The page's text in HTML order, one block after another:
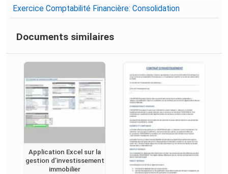
Exercice Comptabilité Financière: Consolidation
Documents similaires
Application Excel sur la
gestion d’investissement
immobilier